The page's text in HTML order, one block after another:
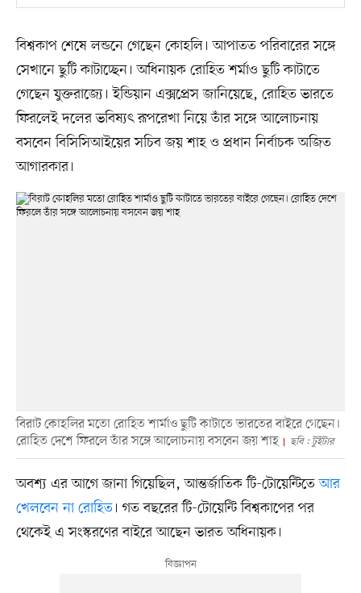
বিশ্বকাপ শেষে লন্ডনে গেছেন কোহলি। আপাতত পরিবারের সঙ্গে
সেখানে ছুটি কাটাচ্ছেন। অধিনায়ক রোহিত শর্মাও ছুটি কাটাতে
গেছেন যুক্তরাজ্যে। ইন্ডিয়ান এক্সপ্রেস জানিয়েছে, রোহিত ভারতে
ফিরলেই দলের ভবিষ্যৎ রূপরেখা নিয়ে তাঁর সঙ্গে আলোচনায়
বসবেন বিসিসিআইয়ের সচিব জয় শাহ ও প্রধান নির্বাচক অজিত
আগারকার।
বিরাট কোহলির মতো রোহিত শার্মাও ছুটি কাটাতে ভারতের বাইরে গেছেন।
রোহিত দেশে ফিরলে তাঁর সঙ্গে আলোচনায় বসবেন জয় শাহ
ছবি : টুইটার
অবশ্য এর আগে জানা গিয়েছিল, আন্তর্জাতিক টি-টোয়েন্টিতেআর
খেলবেন না রোহিত। গত বছরের টি-টোয়েন্টি বিশ্বকাপের পর
থেকেই এ সংস্করণের বাইরে আছেন ভারত অধিনায়ক।